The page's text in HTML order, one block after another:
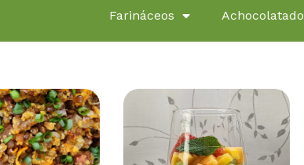
Farináceos Achocolatado